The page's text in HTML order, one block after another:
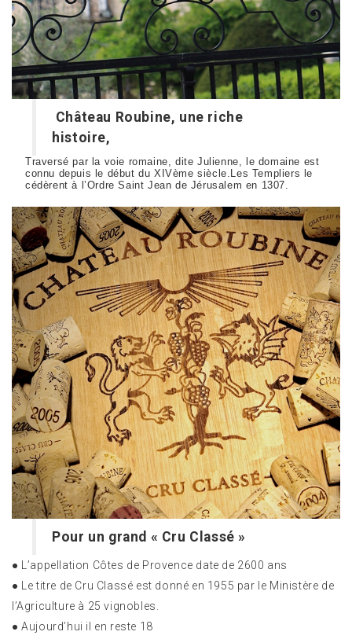
Château Roubine, une riche
histoire,
Traversé par la voie romaine, dite Julienne, le domaine est
connu depuis le début du XIVème siècle.Les Templiers le
cédèrent à l’Ordre Saint Jean de Jérusalem en 1307.
Pour un grand « Cru Classé »
● L’appellation Côtes de Provence date de 2600 ans
● Le titre de Cru Classé est donné en 1955 par le Ministère de
l’Agriculture à 25 vignobles.
● Aujourd’hui il en reste 18